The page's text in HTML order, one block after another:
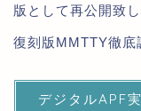
版として再公開致し
復刻版MMTTY徹底
デジタルAPF